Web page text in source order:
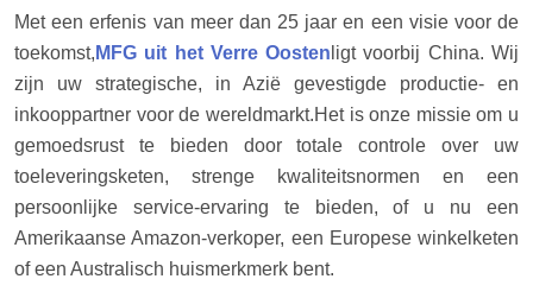
Met een erfenis van meer dan 25 jaar en een visie voor de
toekomst, MFG uit het Verre Oosten ligt voorbij China. Wij
zijn uw strategische, in Azië gevestigde productie- en
inkooppartner voor de wereldmarkt.Het is onze missie om u
gemoedsrust te bieden door totale controle over uw
toeleveringsketen, strenge kwaliteitsnormen en een
persoonlijke service-ervaring te bieden, of u nu een
Amerikaanse Amazon-verkoper, een Europese winkelketen
of een Australisch huismerkmerk bent.